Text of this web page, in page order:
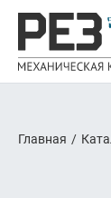
Главная /